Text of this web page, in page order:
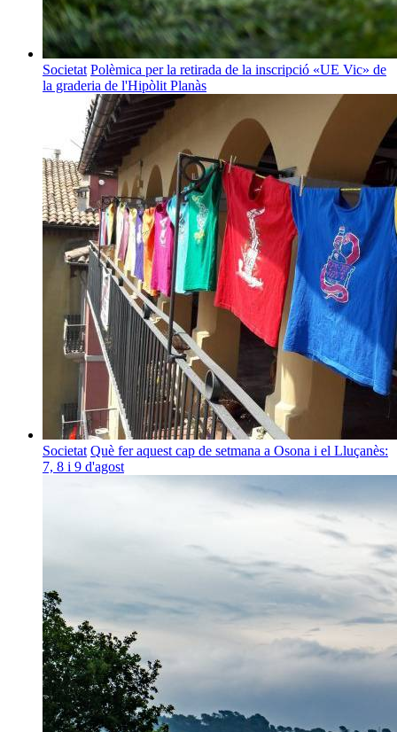
Societat Polèmica per la retirada de la inscripció «UE Vic» de
la graderia de l'Hipòlit Planàs
Societat Què fer aquest cap de setmana a Osona i el Lluçanès:
7, 8 i 9 d'agost